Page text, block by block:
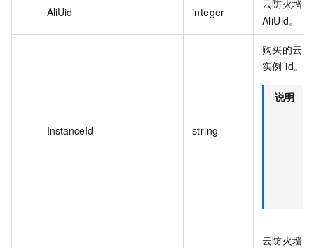
AliUid integer
云防火墙
AliUid。
InstanceId string
购买的云
实例 id。
说明
云防火墙